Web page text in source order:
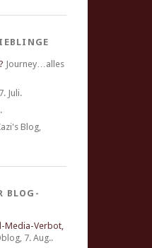
Journey…alles
Juli.
Blog,
BLOG-
Media-Verbot,
, 7. Aug..